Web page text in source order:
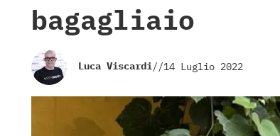
bagagliaio
Luca Viscardi//14 Luglio 2022